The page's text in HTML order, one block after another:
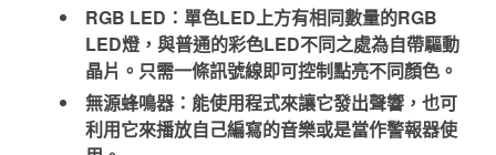
RGB LED：單色LED上方有相同數量的RGB
LED燈，與普通的彩色LED不同之處為自帶驅動
晶片。只需一條訊號線即可控制點亮不同顏色。
無源蜂鳴器：能使用程式來讓它發出聲響，也可
利用它來播放自己編寫的音樂或是當作警報器使